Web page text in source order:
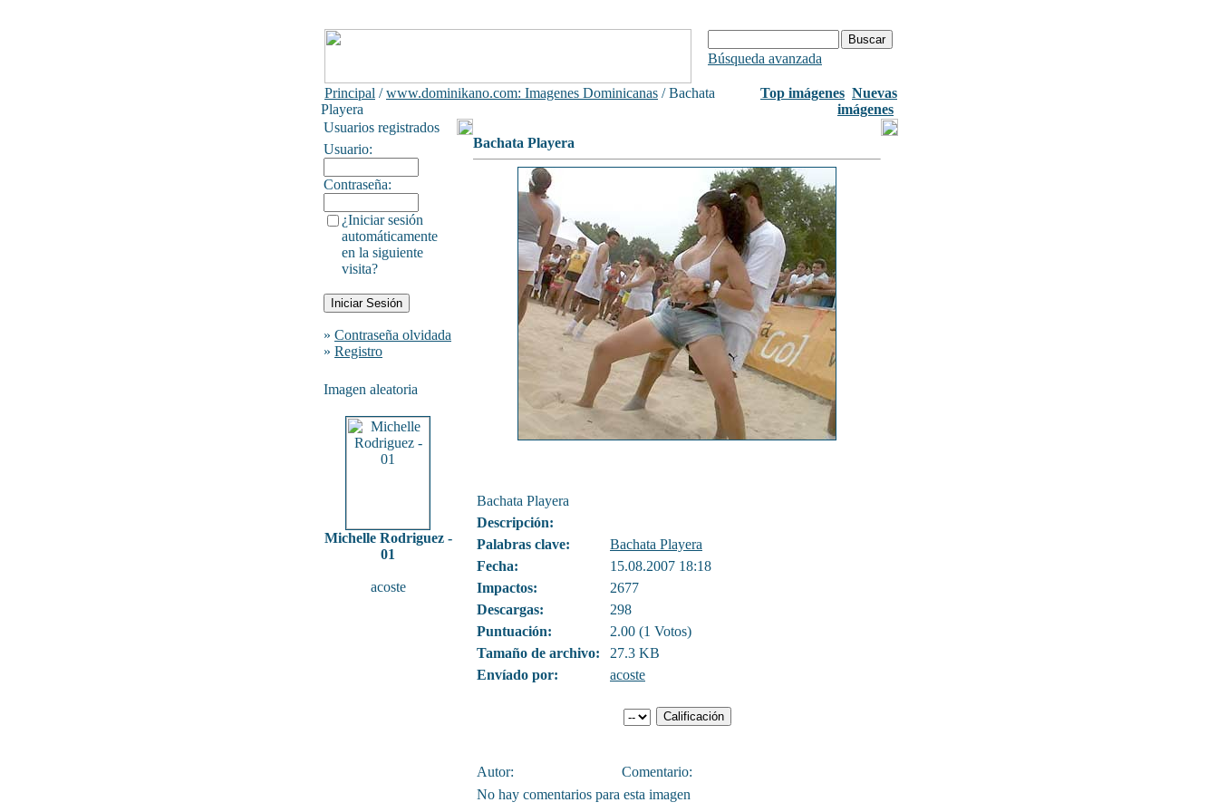
Búsqueda avanzada
Principal /www.dominikano.com: Imagenes Dominicanas / Bachata
Playera
Top imágenes Nuevas
imágenes
Usuarios registrados
Usuario:
Contraseña:
¿Iniciar sesión
automáticamente
en la siguiente
visita?
» Contraseña olvidada
» Registro
Imagen aleatoria
Michelle Rodriguez -
01
acoste
Bachata Playera
Bachata Playera
Descripción:
Palabras clave:
Bachata Playera
Fecha:
15.08.2007 18:18
Impactos:
2677
Descargas:
298
Puntuación:
2.00 (1 Votos)
Tamaño de archivo:
27.3 KB
Envíado por:
acoste
Autor:
Comentario:
No hay comentarios para esta imagen